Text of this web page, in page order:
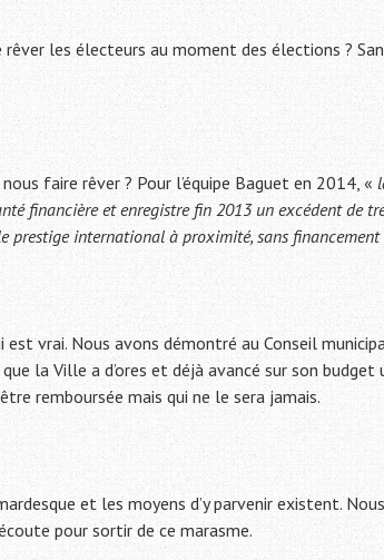
les électeurs au moment des élections ?
faire rêver ? Pour l’équipe Baguet en 2014, «
financière et enregistre fin 2013 un excédent de
prestige international à proximité, sans
est vrai. Nous avons démontré au Conseil
la Ville a d’ores et déjà avancé sur son
remboursée mais qui ne le sera jamais.
et les moyens d’y parvenir existent.
pour sortir de ce marasme.